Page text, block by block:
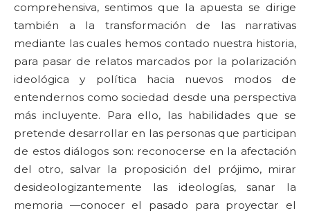
comprehensiva, sentimos que la apuesta se dirige
también a la transformación de las narrativas
mediante las cuales hemos contado nuestra historia,
para pasar de relatos marcados por la polarización
ideológica y política hacia nuevos modos de
entendernos como sociedad desde una perspectiva
más incluyente. Para ello, las habilidades que se
pretende desarrollar en las personas que participan
de estos diálogos son: reconocerse en la afectación
del otro, salvar la proposición del prójimo, mirar
desideologizantemente las ideologías, sanar la
memoria —conocer el pasado para proyectar el